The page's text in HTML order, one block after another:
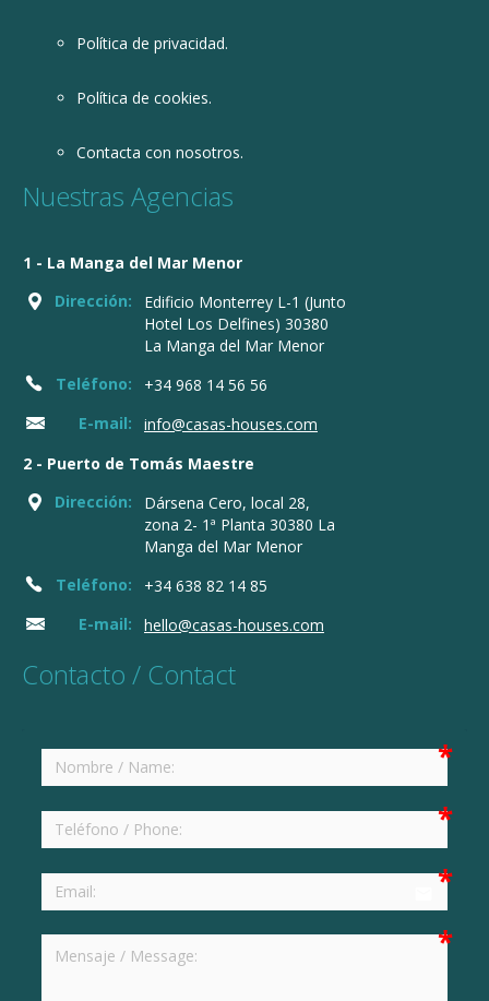
Política de privacidad.
Política de cookies.
Contacta con nosotros.
Nuestras Agencias
1 - La Manga del Mar Menor
Dirección:
Edificio Monterrey L-1 (Junto
Hotel Los Delfines) 30380
La Manga del Mar Menor
Teléfono:
+34 968 14 56 56
E-mail:
info@casas-houses.com
2 - Puerto de Tomás Maestre
Dirección:
Dársena Cero, local 28,
zona 2- 1ª Planta 30380 La
Manga del Mar Menor
Teléfono:
+34 638 82 14 85
E-mail:
hello@casas-houses.com
Contacto / Contact